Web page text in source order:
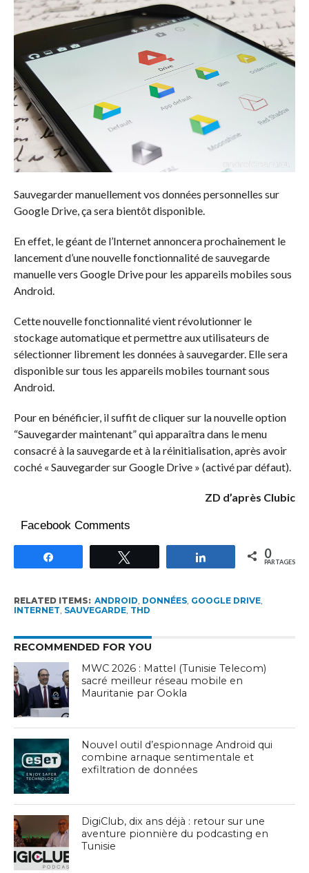
Sauvegarder manuellement vos données personnelles sur
Google Drive, ça sera bientôt disponible.
En effet, le géant de l’Internet annoncera prochainement le
lancement d’une nouvelle fonctionnalité de sauvegarde
manuelle vers Google Drive pour les appareils mobiles sous
Android.
Cette nouvelle fonctionnalité vient révolutionner le
stockage automatique et permettre aux utilisateurs de
sélectionner librement les données à sauvegarder. Elle sera
disponible sur tous les appareils mobiles tournant sous
Android.
Pour en bénéficier, il suffit de cliquer sur la nouvelle option
“Sauvegarder maintenant” qui apparaîtra dans le menu
consacré à la sauvegarde et à la réinitialisation, après avoir
coché « Sauvegarder sur Google Drive » (activé par défaut).
ZD d’après Clubic
Facebook Comments
Partagez 0
PARTAGES
RELATED ITEMS: ANDROID DONNÉES, GOOGLE DRIVE,
INTERNET SAUVEGARDE, THD
RECOMMENDED FOR YOU
MWC 2026 : Mattel (Tunisie Telecom)
sacré meilleur réseau mobile en
Mauritanie par Ookla
Nouvel outil d’espionnage Android qui
combine arnaque sentimentale et
exfiltration de données
DigiClub, dix ans déjà : retour sur une
aventure pionnière du podcasting en
Tunisie